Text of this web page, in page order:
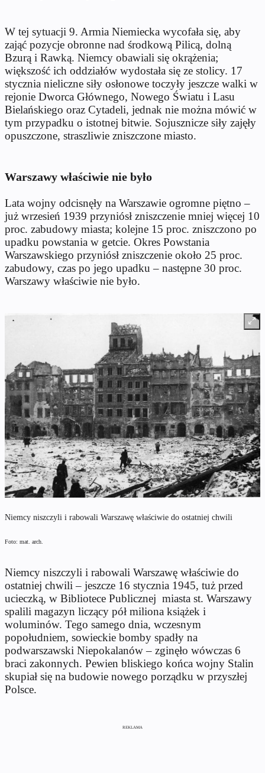
W tej sytuacji 9. Armia Niemiecka wycofała się, aby
zająć pozycje obronne nad środkową Pilicą, dolną
Bzurą i Rawką. Niemcy obawiali się okrążenia;
większość ich oddziałów wydostała się ze stolicy. 17
stycznia nieliczne siły osłonowe toczyły jeszcze walki w
rejonie Dworca Głównego, Nowego Światu i Lasu
Bielańskiego oraz Cytadeli, jednak nie można mówić w
tym przypadku o istotnej bitwie. Sojusznicze siły zajęły
opuszczone, straszliwie zniszczone miasto.
Warszawy właściwie nie było
Lata wojny odcisnęły na Warszawie ogromne piętno –
już wrzesień 1939 przyniósł zniszczenie mniej więcej 10
proc. zabudowy miasta; kolejne 15 proc. zniszczono po
upadku powstania w getcie. Okres Powstania
Warszawskiego przyniósł zniszczenie około 25 proc.
zabudowy, czas po jego upadku – następne 30 proc.
Warszawy właściwie nie było.
Niemcy niszczyli i rabowali Warszawę właściwie do ostatniej chwili
Foto: mat. arch.
Niemcy niszczyli i rabowali Warszawę właściwie do
ostatniej chwili – jeszcze 16 stycznia 1945, tuż przed
ucieczką, w Bibliotece Publicznej miasta st. Warszawy
spalili magazyn liczący pół miliona książek i
woluminów. Tego samego dnia, wczesnym
popołudniem, sowieckie bomby spadły na
podwarszawski Niepokalanów – zginęło wówczas 6
braci zakonnych. Pewien bliskiego końca wojny Stalin
skupiał się na budowie nowego porządku w przyszłej
Polsce.
REKLAMA